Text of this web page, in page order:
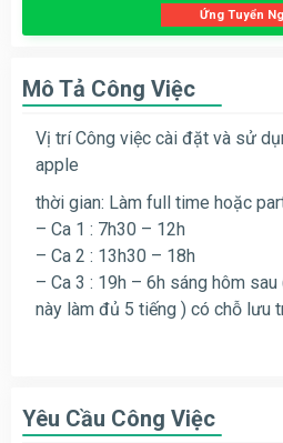
Ứng Tuyển
Mô Tả Công Việc
Vị trí Công việc cài đặt và sử
apple
thời gian: Làm full time hoặc
– Ca 1 : 7h30 – 12h
– Ca 2 : 13h30 – 18h
– Ca 3 : 19h – 6h sáng hôm
này làm đủ 5 tiếng ) có chỗ lưu
Yêu Cầu Công Việc